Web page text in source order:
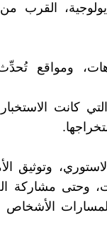
القرب
ومواقع
كانت
وتوثيق
وحتى مشاركة
الأشخاص